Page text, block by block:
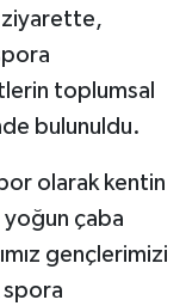
ziyarette,
toplumsal
bulunuldu.
olarak kentin
yoğun çaba
gençlerimizi
spora